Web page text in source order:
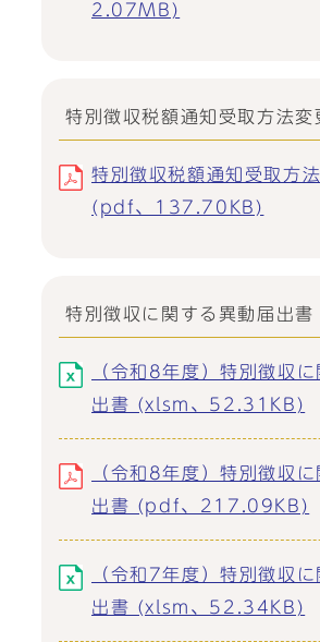
2.07MB)
特別徴収税額通知受取方法変
特別徴収税額通知受取方
(pdf、137.70KB)
特別徴収に関する異動届出書
（令和8年度）特別徴収
出書 (xlsm、52.31KB)
（令和8年度）特別徴収
出書 (pdf、217.09KB)
（令和7年度）特別徴収
出書 (xlsm、52.34KB)